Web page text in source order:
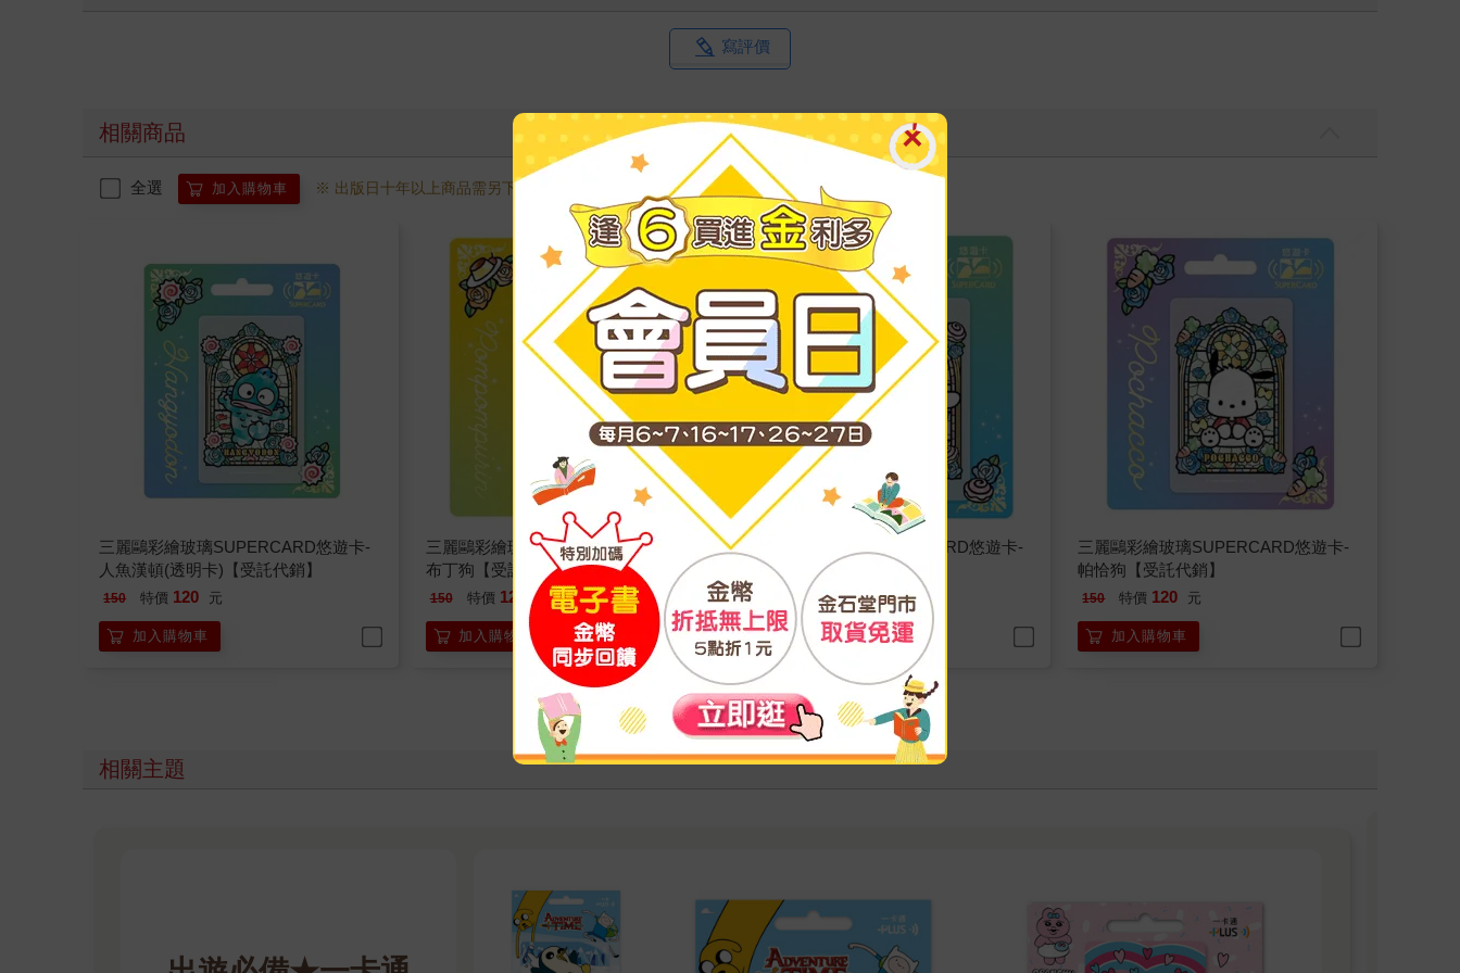
寫評價
相關商品
全選 加入購物車 ※ 出版日十年以上商品需另下訂，調貨時間較長，無法與一般商品合併結帳，敬請見諒。
三麗鷗彩繪玻璃SUPERCARD悠遊卡-
人魚漢頓(透明卡)【受託代銷】
150 特價 120 元
加入購物車
三麗鷗彩繪玻璃SUPERCARD悠遊卡-
布丁狗【受託代銷】
150 特價 120 元
加入購物車
三麗鷗彩繪玻璃SUPERCARD悠遊卡-
大耳狗【受託代銷】
特價 120 元
加入購物車
三麗鷗彩繪玻璃SUPERCARD悠遊卡-
帕恰狗【受託代銷】
150 特價 120 元
加入購物車
看更多
相關主題